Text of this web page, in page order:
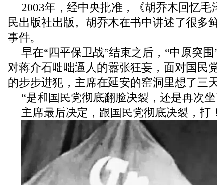
2003年，经中央批准，《胡乔木回忆毛
民出版社出版。胡乔木在书中讲述了很多
事件。
早在“四平保卫战”结束之后，“中原突
对蒋介石咄咄逼人的嚣张狂妄，面对国民
的步步进犯，主席在延安的窑洞里想了三
“是和国民党彻底翻脸决裂，还是再次
主席最后决定，跟国民党彻底决裂，打